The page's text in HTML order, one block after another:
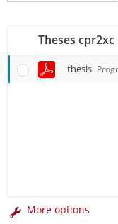
Theses cpr2xc
thesis
More options